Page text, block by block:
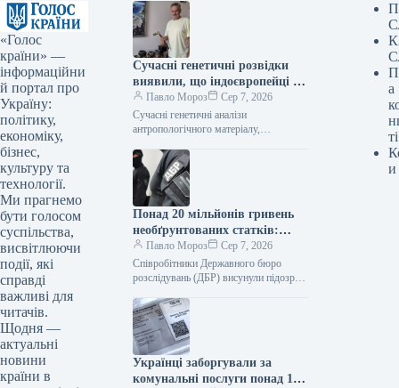
«Голос
країни» —
інформаційни
й портал про
Україну:
політику,
економіку,
бізнес,
культуру та
технології.
Ми прагнемо
бути голосом
суспільства,
висвітлюючи
події, які
справді
важливі для
читачів.
Щодня —
актуальні
новини
країни в
Сучасні генетичні розвідки
виявили, що індоєвропейці є
пращурами українців –
фахівець
Павло Мороз
Сер 7, 2026
Сучасні генетичні аналізи
антропологічного матеріалу,
поселення «Дикий Сад» у Миколаєві,
підтвердили, що пращурами українців
були індоєвропейці.…
Понад 20 мільйонів гривень
необґрунтованих статків:
ексначальнику управління
логістики Повітряного
командування висунули
Павло Мороз
Сер 7, 2026
Співробітники Державного бюро
розслідувань (ДБР) висунули підозру
управління Повітряних сил Збройних
сил України у незаконному заволодінні
майном…
Українці заборгували за
комунальні послуги понад 113
а
ті
и